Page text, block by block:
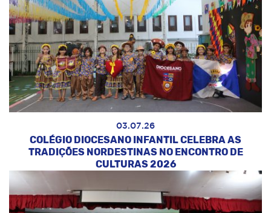
03.07.26
COLÉGIO DIOCESANO INFANTIL CELEBRA AS
TRADIÇÕES NORDESTINAS NO ENCONTRO DE
CULTURAS 2026